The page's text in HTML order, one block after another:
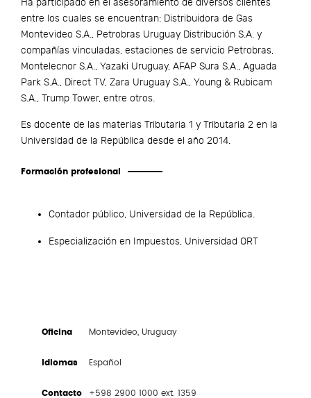
Ha participado en el asesoramiento de diversos clientes
entre los cuales se encuentran: Distribuidora de Gas
Montevideo S.A., Petrobras Uruguay Distribución S.A. y
compañías vinculadas, estaciones de servicio Petrobras,
Montelecnor S.A., Yazaki Uruguay, AFAP Sura S.A., Aguada
Park S.A., Direct TV, Zara Uruguay S.A., Young & Rubicam
S.A., Trump Tower, entre otros.
Es docente de las materias Tributaria 1 y Tributaria 2 en la
Universidad de la República desde el año 2014.
Formación profesional
Contador público, Universidad de la República.
Especialización en Impuestos, Universidad ORT
Oficina Montevideo, Uruguay
Idiomas Español
Contacto
+598 2900 1000 ext. 1359